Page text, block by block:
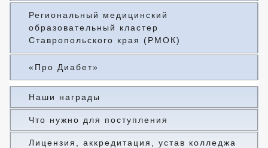
Региональный медицинский
образовательный кластер
Ставропольского края (РМОК)
«Про Диабет»
Наши награды
Что нужно для поступления
Лицензия, аккредитация, устав колледжа